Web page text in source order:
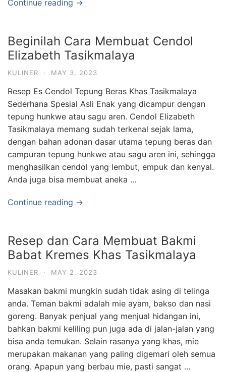
Continue reading →
Beginilah Cara Membuat Cendol
Elizabeth Tasikmalaya
KULINER · MAY 3, 2023
Resep Es Cendol Tepung Beras Khas Tasikmalaya
Sederhana Spesial Asli Enak yang dicampur dengan
tepung hunkwe atau sagu aren. Cendol Elizabeth
Tasikmalaya memang sudah terkenal sejak lama,
dengan bahan adonan dasar utama tepung beras dan
campuran tepung hunkwe atau sagu aren ini, sehingga
menghasilkan cendol yang lembut, empuk dan kenyal.
Anda juga bisa membuat aneka …
Continue reading →
Resep dan Cara Membuat Bakmi
Babat Kremes Khas Tasikmalaya
KULINER · MAY 2, 2023
Masakan bakmi mungkin sudah tidak asing di telinga
anda. Teman bakmi adalah mie ayam, bakso dan nasi
goreng. Banyak penjual yang menjual hidangan ini,
bahkan bakmi keliling pun juga ada di jalan-jalan yang
bisa anda temukan. Selain rasanya yang khas, mie
merupakan makanan yang paling digemari oleh semua
orang. Apapun yang berbau mie, pasti sangat …